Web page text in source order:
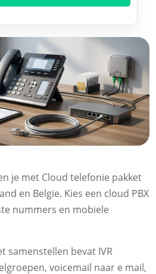
je met Cloud telefonie pakket
en Belgie.​ Kies een cloud PBX
nummers en mobiele
samenstellen bevat IVR
voicemail naar e mail,